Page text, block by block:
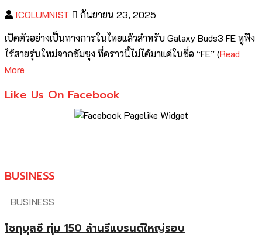
ICOLUMNIST
กันยายน 23, 2025
เปิดตัวอย่างเป็นทางการในไทยแล้วสำหรับ Galaxy Buds3 FE หูฟัง
ไร้สายรุ่นใหม่จากซัมซุง ที่คราวนี้ไม่ได้มาแค่ในชื่อ “FE” (Read
More
Like Us On Facebook
BUSINESS
BUSINESS
โชกุบุสซึ ทุ่ม 150 ล้านรีแบรนด์ใหญ่รอบ